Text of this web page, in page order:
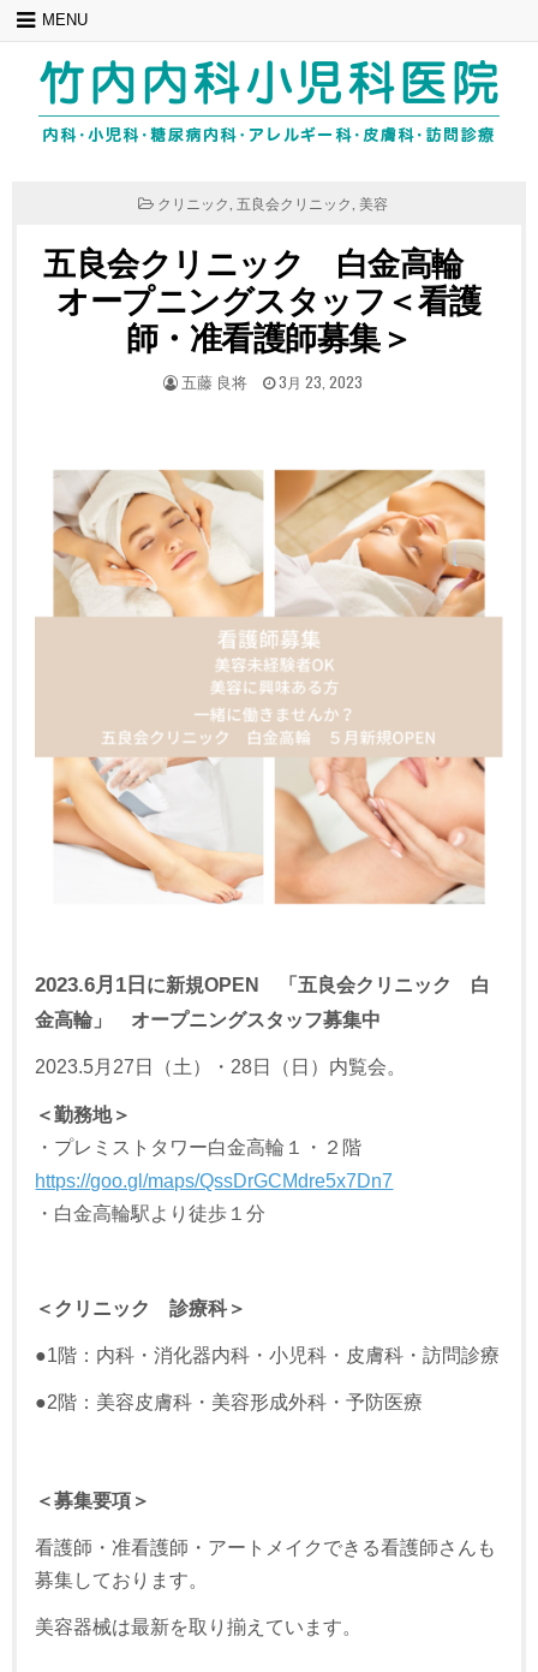
Skip
content
MENU
POSTED
クリニック, 五良会クリニック, 美容
五良会クリニック 白金高輪
オープニングスタッフ＜看護
師・准看護師募集＞
POSTED
五藤 良将
POSTED
3月 23, 2023
2023.6月1日 に新規OPEN 「五良会クリニック 白
金高輪」 オープニングスタッフ募集中
2023.5月27日（土）・28日（日）内覧会。
＜勤務地＞
・プレミストタワー白金高輪１・２階
https://goo.gl/maps/QssDrGCMdre5x7Dn7
・白金高輪駅より徒歩１分
＜クリニック 診療科＞
●1階：内科・消化器内科・小児科・皮膚科・訪問診療
●2階：美容皮膚科・美容形成外科・予防医療
＜募集要項＞
看護師・准看護師・アートメイクできる看護師さんも
募集しております。
美容器械は最新を取り揃えています。